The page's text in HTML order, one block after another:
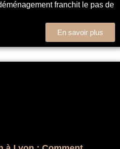
franchit le pas de
En savoir plus